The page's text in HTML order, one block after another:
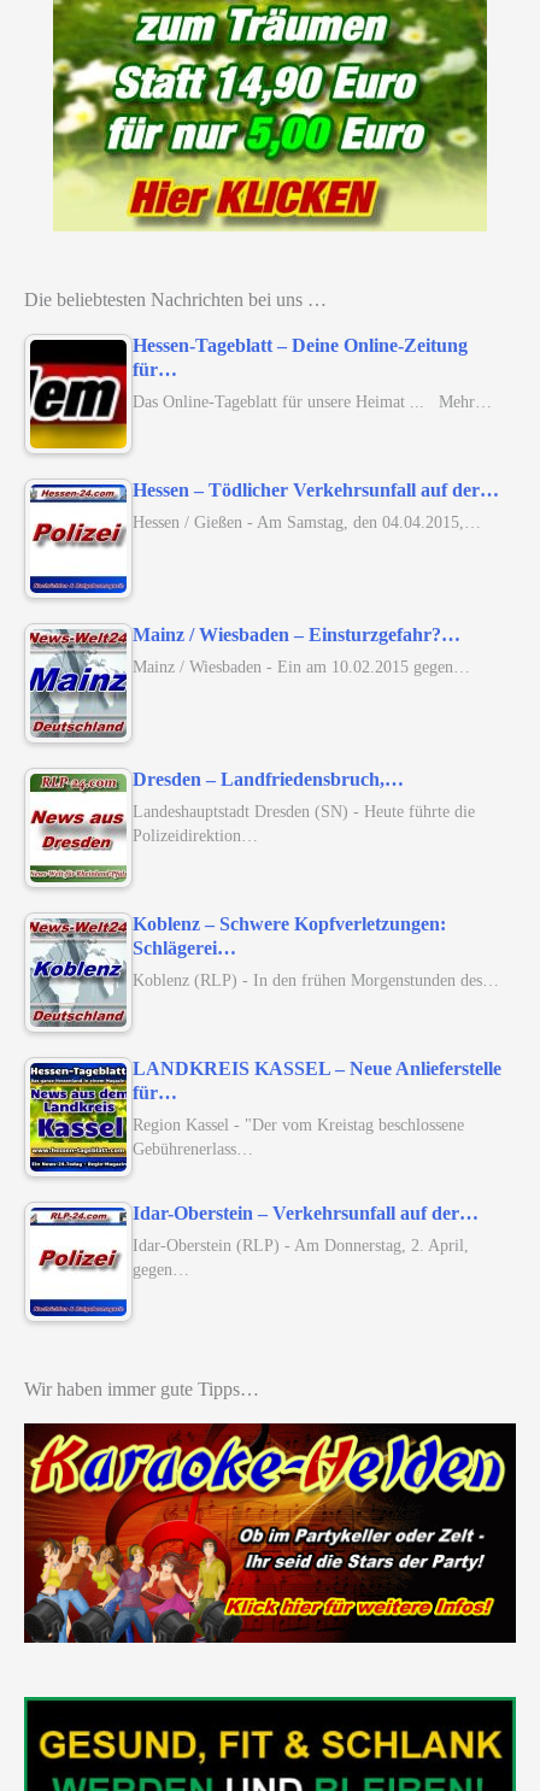
Die beliebtesten Nachrichten bei uns …
Hessen-Tageblatt – Deine Online-Zeitung
für…
Das Online-Tageblatt für unsere Heimat ... Mehr…
Hessen – Tödlicher Verkehrsunfall auf der…
Hessen / Gießen - Am Samstag, den 04.04.2015,…
Mainz / Wiesbaden – Einsturzgefahr?…
Mainz / Wiesbaden - Ein am 10.02.2015 gegen…
Dresden – Landfriedensbruch,…
Landeshauptstadt Dresden (SN) - Heute führte die
Polizeidirektion…
Koblenz – Schwere Kopfverletzungen:
Schlägerei…
Koblenz (RLP) - In den frühen Morgenstunden des…
LANDKREIS KASSEL – Neue Anlieferstelle
für…
Region Kassel - "Der vom Kreistag beschlossene
Gebührenerlass…
Idar-Oberstein – Verkehrsunfall auf der…
Idar-Oberstein (RLP) - Am Donnerstag, 2. April,
gegen…
Wir haben immer gute Tipps…